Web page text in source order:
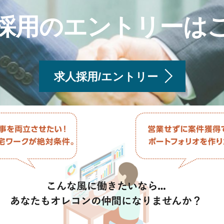
用のエントリーは
求人採用/エントリー